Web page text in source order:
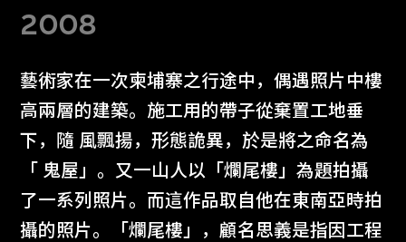
2008
藝術家在一次柬埔寨之行途中，偶遇照片中樓
高兩層的建築。施工用的帶子從棄置工地垂
下，隨 風飄揚，形態詭異，於是將之命名為
「 鬼屋」。又一山人以「爛尾樓」為題拍攝
了一系列照片。而這作品取自他在東南亞時拍
攝的照片。「爛尾樓」，顧名思義是指因工程